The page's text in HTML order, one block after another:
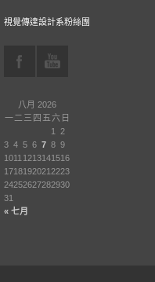
視覺傳達設計系粉絲團
八月 2026
一 二 三 四 五六 日
« 七月
1
2
3 4 5 6 7 8 9
1011 1213141516
1718192021 2223
24252627282930
31